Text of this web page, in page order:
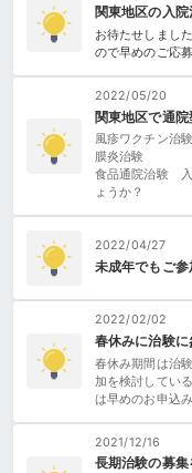
関東地区の入
お待たせしまし
ので早めのご応
2022/05/20
関東地区で通院
風疹ワクチン治
膜炎治験
食品通院治験 入
ょうか？
2022/04/27
未成年でもご参
2022/02/02
春休みに治験
春休み期間は治
加を検討してい
は早めのお申込
2021/12/16
長期治験の募集